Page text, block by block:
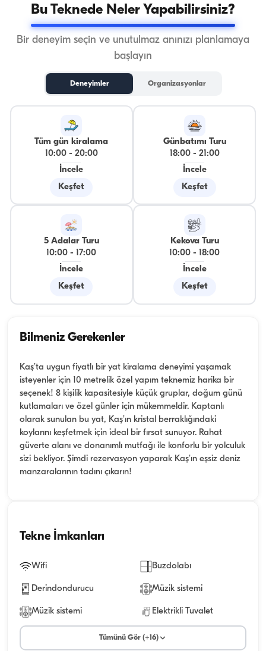
Bu Teknede Neler Yapabilirsiniz?
Bir deneyim seçin ve unutulmaz anınızı planlamaya
başlayın
Deneyimler Organizasyonlar
Tüm gün kiralama
10:00- 20:00
İncele
Keşfet
Günbatımı Turu
18:00- 21:00
İncele
Keşfet
5 Adalar Turu
10:00 -
17:00
İncele
Keşfet
Kekova Turu
10:00 -
18:00
İncele
Keşfet
Bilmeniz Gerekenler
Kaş’ta uygun fiyatlı bir yat kiralama deneyimi yaşamak
isteyenler için 10 metrelik özel yapım teknemiz harika bir
seçenek! 8 kişilik kapasitesiyle küçük gruplar, doğum günü
kutlamaları ve özel günler için mükemmeldir. Kaptanlı
olarak sunulan bu yat, Kaş’ın kristal berraklığındaki
koylarını keşfetmek için ideal bir fırsat sunuyor. Rahat
güverte alanı ve donanımlı mutfağı ile konforlu bir yolculuk
sizi bekliyor. Şimdi rezervasyon yaparak Kaş’ın eşsiz deniz
manzaralarının tadını çıkarın!
Tekne İmkanları
Wifi Buzdolabı
Derindondurucu Müzik sistemi
Müzik sistemi Elektrikli Tuvalet
Tümünü Gör (+16)